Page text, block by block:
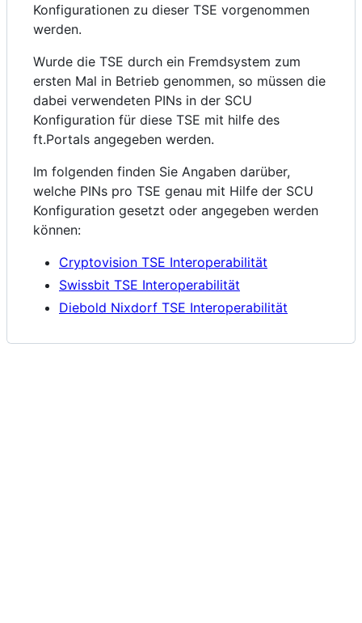
Konfigurationen zu dieser TSE vorgenommen
werden.
Wurde die TSE durch ein Fremdsystem zum
ersten Mal in Betrieb genommen, so müssen die
dabei verwendeten PINs in der SCU
Konfiguration für diese TSE mit hilfe des
ft.Portals angegeben werden.
Im folgenden finden Sie Angaben darüber,
welche PINs pro TSE genau mit Hilfe der SCU
Konfiguration gesetzt oder angegeben werden
können:
Cryptovision TSE Interoperabilität
Swissbit TSE Interoperabilität
Diebold Nixdorf TSE Interoperabilität